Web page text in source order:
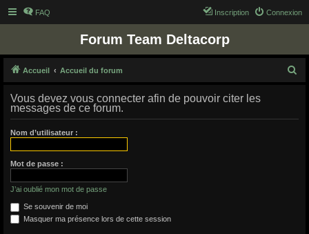
FAQ Connexion
Inscription
Forum Team Deltacorp
Accueil Accueil du forum
h
Vous devez vous connecter afin de pouvoir citer les
messages de ce forum.
Nom d’utilisateur :
Mot de passe :
J’ai oublié mon mot de passe
Se souvenir de moi
Masquer ma présence lors de cette session